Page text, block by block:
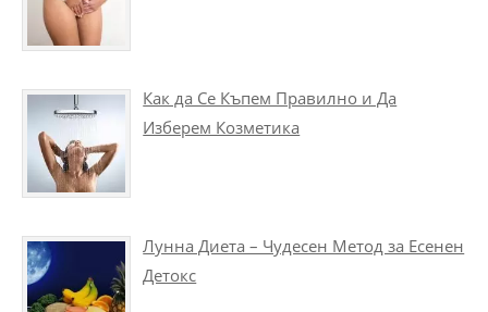
Как да Се Къпем Правилно и Да
Изберем Козметика
Лунна Диета – Чудесен Метод за Есенен
Детокс